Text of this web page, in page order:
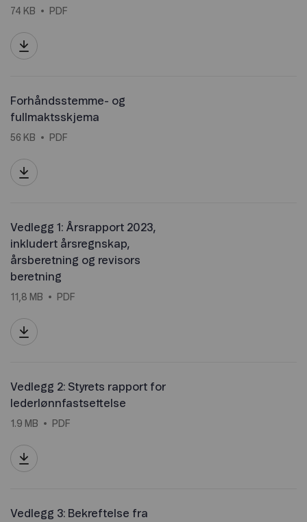
74 KB PDF
Forhåndsstemme- og
fullmaktsskjema
56 KB PDF
Vedlegg 1: Årsrapport 2023,
inkludert årsregnskap,
årsberetning og revisors
beretning
11,8 MB PDF
Vedlegg 2: Styrets rapport for
lederlønnfastsettelse
1.9 MB PDF
Vedlegg 3: Bekreftelse fra